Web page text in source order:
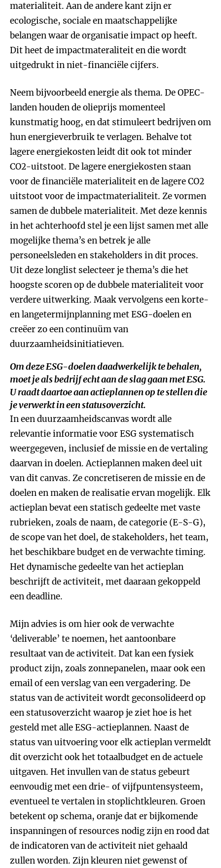
materialiteit. Aan de andere kant zijn er
ecologische, sociale en maatschappelijke
belangen waar de organisatie impact op heeft.
Dit heet de impactmateraliteit en die wordt
uitgedrukt in niet-financiële cijfers.
Neem bijvoorbeeld energie als thema. De OPEC-
landen houden de olieprijs momenteel
kunstmatig hoog, en dat stimuleert bedrijven om
hun energieverbruik te verlagen. Behalve tot
lagere energiekosten leidt dit ook tot minder
CO2-uitstoot. De lagere energiekosten staan
voor de financiële materialiteit en de lagere CO2
uitstoot voor de impactmaterialiteit. Ze vormen
samen de dubbele materialiteit. Met deze kennis
in het achterhoofd stel je een lijst samen met alle
mogelijke thema’s en betrek je alle
personeelsleden en stakeholders in dit proces.
Uit deze longlist selecteer je thema’s die het
hoogste scoren op de dubbele materialiteit voor
verdere uitwerking. Maak vervolgens een korte-
en langetermijnplanning met ESG-doelen en
creëer zo een continuüm van
duurzaamheidsinitiatieven.
Om deze ESG-doelen daadwerkelijk te behalen,
moet je als bedrijf echt aan de slag gaan met ESG.
U raadt daartoe aan actieplannen op te stellen die
je verwerkt in een statusoverzicht.
In een duurzaamheidscanvas wordt alle
relevantie informatie voor ESG systematisch
weergegeven, inclusief de missie en de vertaling
daarvan in doelen. Actieplannen maken deel uit
van dit canvas. Ze concretiseren de missie en de
doelen en maken de realisatie ervan mogelijk. Elk
actieplan bevat een statisch gedeelte met vaste
rubrieken, zoals de naam, de categorie (E-S-G),
de scope van het doel, de stakeholders, het team,
het beschikbare budget en de verwachte timing.
Het dynamische gedeelte van het actieplan
beschrijft de activiteit, met daaraan gekoppeld
een deadline.
Mijn advies is om hier ook de verwachte
‘deliverable’ te noemen, het aantoonbare
resultaat van de activiteit. Dat kan een fysiek
product zijn, zoals zonnepanelen, maar ook een
email of een verslag van een vergadering. De
status van de activiteit wordt geconsolideerd op
een statusoverzicht waarop je ziet hoe is het
gesteld met alle ESG-actieplannen. Naast de
status van uitvoering voor elk actieplan vermeldt
dit overzicht ook het totaalbudget en de actuele
uitgaven. Het invullen van de status gebeurt
eenvoudig met een drie- of vijfpuntensysteem,
eventueel te vertalen in stoplichtkleuren. Groen
betekent op schema, oranje dat er bijkomende
inspanningen of resources nodig zijn en rood dat
de indicatoren van de activiteit niet gehaald
zullen worden. Zijn kleuren niet gewenst of